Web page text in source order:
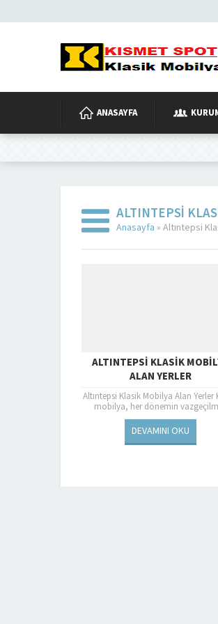
ANASAYFA
ALTINTEPSI
Anasayfa » Altıntepsi
ALTINTEPSI KLASIK
ALAN YERLER
Altıntepsi Klasik Mobilya Alan Yerler
mobilya, her dönemin
tarzlarından biri olmuştur. Özellikle
ve nostaljik bir atmosfer
DEVAMINI OKU